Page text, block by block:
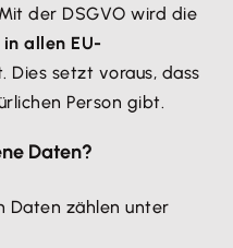
der DSGVO wird die
allen EU-
Dies setzt voraus, dass
Person gibt.
Daten?
Daten zählen unter